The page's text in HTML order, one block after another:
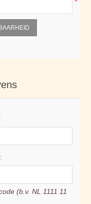
(b.v. NL 1111 11